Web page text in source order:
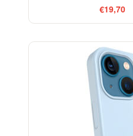
€19,70